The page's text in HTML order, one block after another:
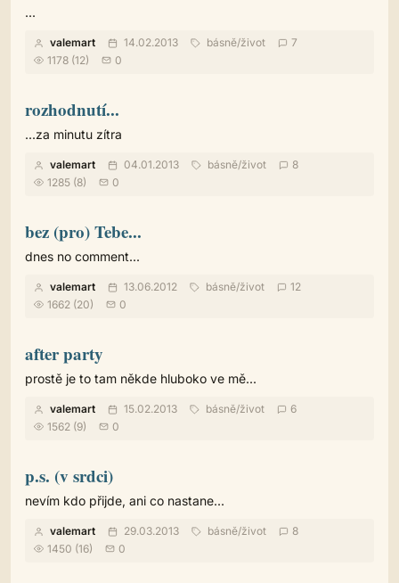
...
valemart 14.02.2013 básně/život
7
1178 (12)
0
rozhodnutí...
...za minutu zítra
valemart 04.01.2013 básně/život
8
1285 (8)
0
bez (pro) Tebe...
dnes no comment...
valemart 13.06.2012 básně/život
12
1662 (20)
0
after party
prostě je to tam někde hluboko ve mě...
valemart 15.02.2013 básně/život
6
1562 (9)
0
p.s. (v srdci)
nevím kdo přijde, ani co nastane...
valemart 29.03.2013 básně/život
8
1450 (16)
0